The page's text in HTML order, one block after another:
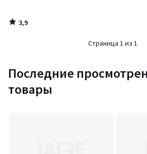
3,9
/
Страница 1 из 1
Последние
товары